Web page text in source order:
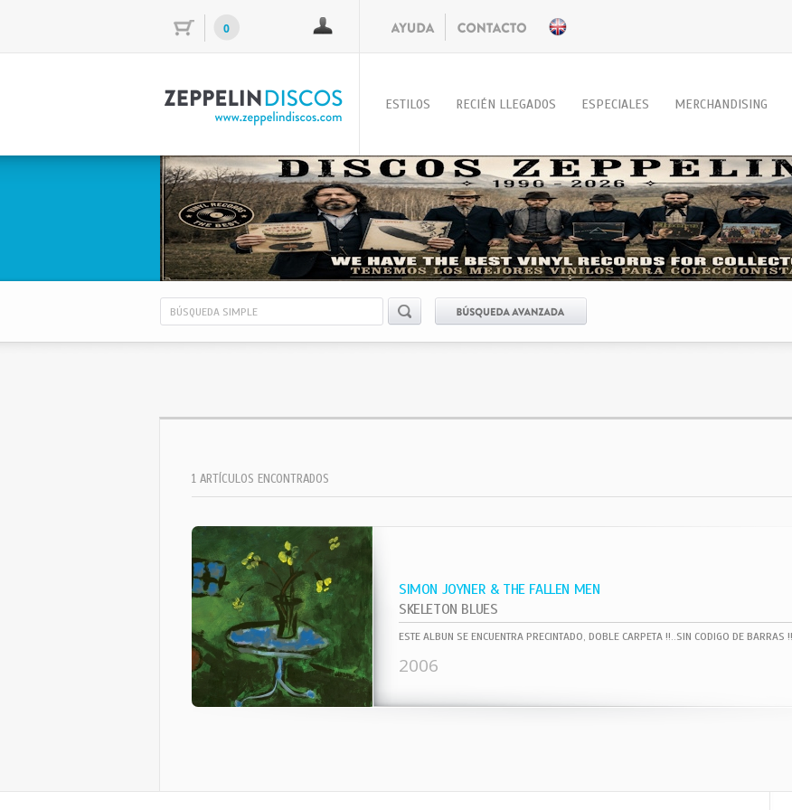
0
ESTILOS RECIÉN LLEGADOS ESPECIALES MERCHANDISING
1 ARTÍCULOS ENCONTRADOS
SIMON JOYNER & THE FALLEN MEN
SKELETON BLUES
2006